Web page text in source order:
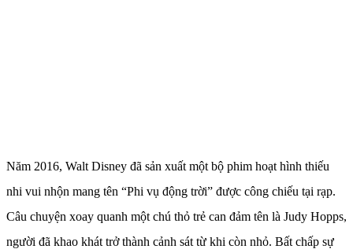
Năm 2016, Walt Disney đã sản xuất một bộ phim hoạt hình thiếu
nhi vui nhộn mang tên “Phi vụ động trời” được công chiếu tại rạp.
Câu chuyện xoay quanh một chú thỏ trẻ can đảm tên là Judy Hopps,
người đã khao khát trở thành cảnh sát từ khi còn nhỏ. Bất chấp sự